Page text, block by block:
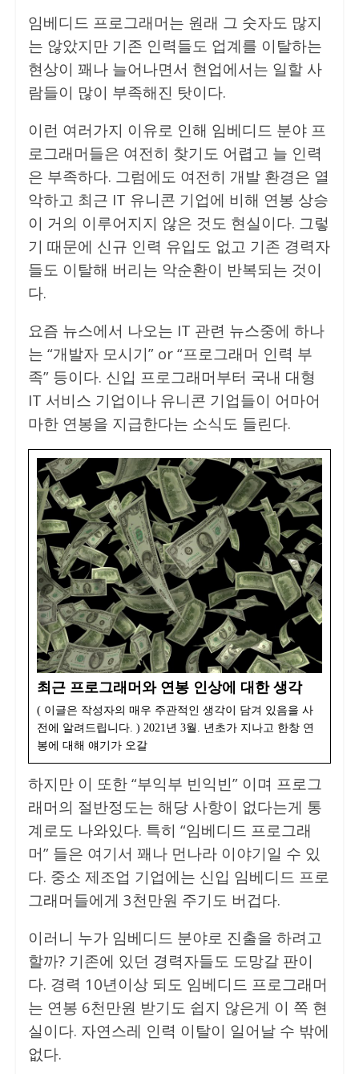
임베디드 프로그래머는 원래 그 숫자도 많지
는 않았지만 기존 인력들도 업계를 이탈하는
현상이 꽤나 늘어나면서 현업에서는 일할 사
람들이 많이 부족해진 탓이다.
이런 여러가지 이유로 인해 임베디드 분야 프
로그래머들은 여전히 찾기도 어렵고 늘 인력
은 부족하다. 그럼에도 여전히 개발 환경은 열
악하고 최근 IT 유니콘 기업에 비해 연봉 상승
이 거의 이루어지지 않은 것도 현실이다. 그렇
기 때문에 신규 인력 유입도 없고 기존 경력자
들도 이탈해 버리는 악순환이 반복되는 것이
다.
요즘 뉴스에서 나오는 IT 관련 뉴스중에 하나
는 “개발자 모시기” or “프로그래머 인력 부
족” 등이다. 신입 프로그래머부터 국내 대형
IT 서비스 기업이나 유니콘 기업들이 어마어
마한 연봉을 지급한다는 소식도 들린다.
최근 프로그래머와 연봉 인상에 대한 생각
( 이글은 작성자의 매우 주관적인 생각이 담겨 있음을 사
전에 알려드립니다. ) 2021년 3월. 년초가 지나고 한창 연
봉에 대해 얘기가 오갈
하지만 이 또한 “부익부 빈익빈” 이며 프로그
래머의 절반정도는 해당 사항이 없다는게 통
계로도 나와있다. 특히 “임베디드 프로그래
머” 들은 여기서 꽤나 먼나라 이야기일 수 있
다. 중소 제조업 기업에는 신입 임베디드 프로
그래머들에게 3천만원 주기도 버겁다.
이러니 누가 임베디드 분야로 진출을 하려고
할까? 기존에 있던 경력자들도 도망갈 판이
다. 경력 10년이상 되도 임베디드 프로그래머
는 연봉 6천만원 받기도 쉽지 않은게 이 쪽 현
실이다. 자연스레 인력 이탈이 일어날 수 밖에
없다.